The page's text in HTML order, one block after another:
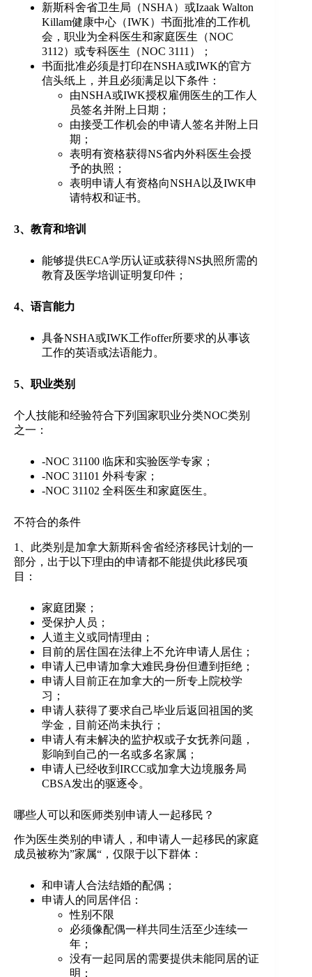
新斯科舍省卫生局（NSHA）或Izaak Walton
Killam健康中心（IWK）书面批准的工作机
会，职业为全科医生和家庭医生（NOC
3112）或专科医生（NOC 3111）；
书面批准必须是打印在NSHA或IWK的官方
信头纸上，并且必须满足以下条件：
由NSHA或IWK授权雇佣医生的工作人
员签名并附上日期；
由接受工作机会的申请人签名并附上日
期；
表明有资格获得NS省内外科医生会授
予的执照；
表明申请人有资格向NSHA以及IWK申
请特权和证书。
3、教育和培训
能够提供ECA学历认证或获得NS执照所需的
教育及医学培训证明复印件；
4、语言能力
具备NSHA或IWK工作offer所要求的从事该
工作的英语或法语能力。
5、职业类别
个人技能和经验符合下列国家职业分类NOC类别
之一：
-NOC 31100 临床和实验医学专家；
-NOC 31101 外科专家；
-NOC 31102 全科医生和家庭医生。
不符合的条件
1、此类别是加拿大新斯科舍省经济移民计划的一
部分，出于以下理由的申请都不能提供此移民项
目：
家庭团聚；
受保护人员；
人道主义或同情理由；
目前的居住国在法律上不允许申请人居住；
申请人已申请加拿大难民身份但遭到拒绝；
申请人目前正在加拿大的一所专上院校学
习；
申请人获得了要求自己毕业后返回祖国的奖
学金，目前还尚未执行；
申请人有未解决的监护权或子女抚养问题，
影响到自己的一名或多名家属；
申请人已经收到IRCC或加拿大边境服务局
CBSA发出的驱逐令。
哪些人可以和医师类别申请人一起移民？
作为医生类别的申请人，和申请人一起移民的家庭
成员被称为”家属“，仅限于以下群体：
和申请人合法结婚的配偶；
申请人的同居伴侣：
性别不限
必须像配偶一样共同生活至少连续一
年；
没有一起同居的需要提供未能同居的证
明；